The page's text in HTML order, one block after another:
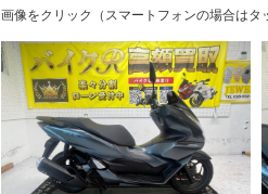
画像をクリック（スマートフォンの場合は